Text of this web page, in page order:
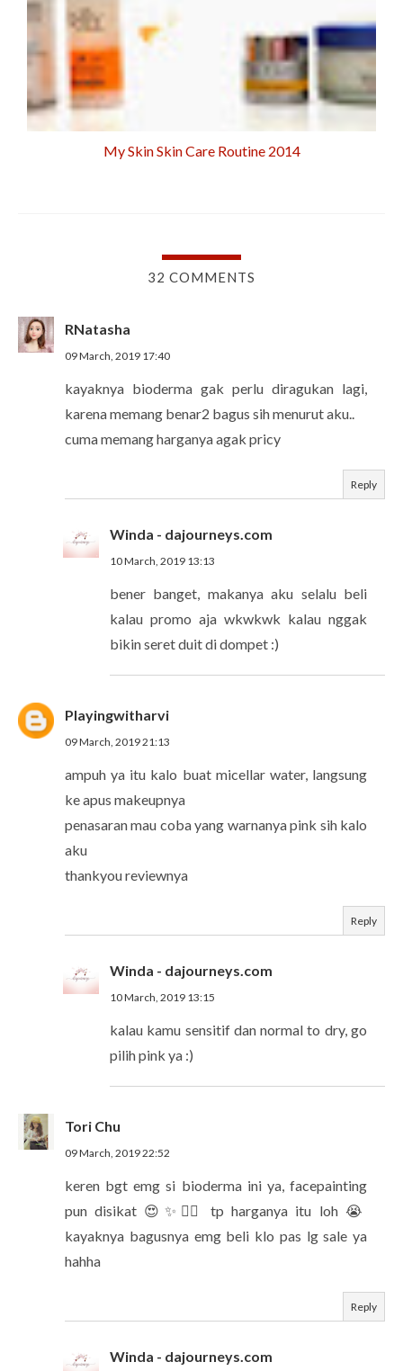
My Skin Skin Care Routine 2014
32 COMMENTS
RNatasha
09 March, 2019 17:40
kayaknya bioderma gak perlu diragukan lagi,
karena memang benar2 bagus sih menurut aku..
cuma memang harganya agak pricy
Reply
Winda - dajourneys.com
10 March, 2019 13:13
bener banget, makanya aku selalu beli
kalau promo aja wkwkwk kalau nggak
bikin seret duit di dompet :)
Playingwitharvi
09 March, 2019 21:13
ampuh ya itu kalo buat micellar water, langsung
ke apus makeupnya
penasaran mau coba yang warnanya pink sih kalo
aku
thankyou reviewnya
Reply
Winda - dajourneys.com
10 March, 2019 13:15
kalau kamu sensitif dan normal to dry, go
pilih pink ya :)
Tori Chu
09 March, 2019 22:52
keren bgt emg si bioderma ini ya, facepainting
pun disikat 😍✨👍🏻 tp harganya itu loh 😭
kayaknya bagusnya emg beli klo pas lg sale ya
hahha
Reply
Winda - dajourneys.com